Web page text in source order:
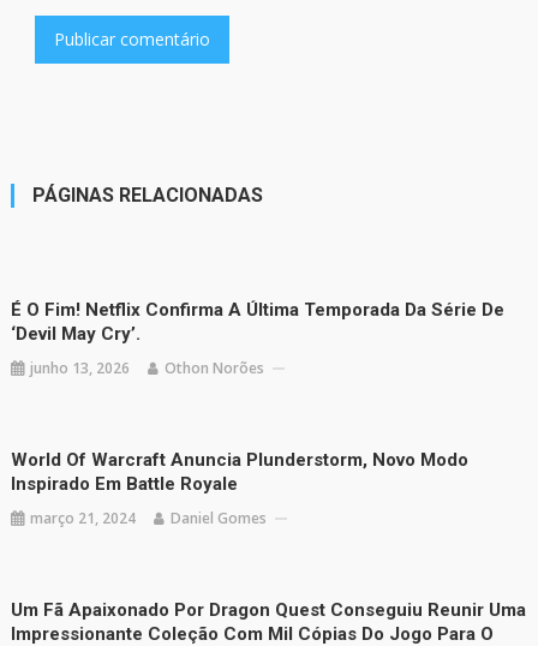
PÁGINAS RELACIONADAS
É O Fim! Netflix Confirma A Última Temporada Da Série De
‘Devil May Cry’.
junho 13, 2026 Othon Norões
World Of Warcraft Anuncia Plunderstorm, Novo Modo
Inspirado Em Battle Royale
março 21, 2024 Daniel Gomes
Um Fã Apaixonado Por Dragon Quest Conseguiu Reunir Uma
Impressionante Coleção Com Mil Cópias Do Jogo Para O